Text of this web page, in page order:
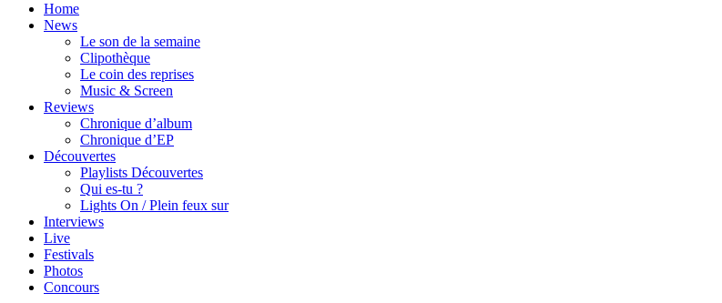
Home
News
Le son de la semaine
Clipothèque
Le coin des reprises
Music & Screen
Reviews
Chronique d’album
Chronique d’EP
Découvertes
Playlists Découvertes
Qui es-tu ?
Lights On / Plein feux sur
Interviews
Live
Festivals
Photos
Concours